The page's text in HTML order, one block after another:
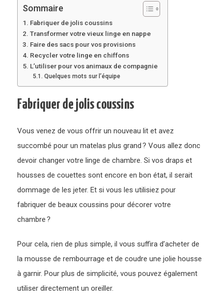
Sommaire
Fabriquer de jolis coussins
Transformer votre vieux linge en nappe
Faire des sacs pour vos provisions
Recycler votre linge en chiffons
L’utiliser pour vos animaux de compagnie
Quelques mots sur l’équipe
Fabriquer de jolis coussins
Vous venez de vous offrir un nouveau lit et avez
succombé pour un matelas plus grand ? Vous allez donc
devoir changer votre linge de chambre. Si vos draps et
housses de couettes sont encore en bon état, il serait
dommage de les jeter. Et si vous les utilisiez pour
fabriquer de beaux coussins pour décorer votre
chambre ?
Pour cela, rien de plus simple, il vous suffira d’acheter de
la mousse de rembourrage et de coudre une jolie housse
à garnir. Pour plus de simplicité, vous pouvez également
utiliser directement un oreiller.